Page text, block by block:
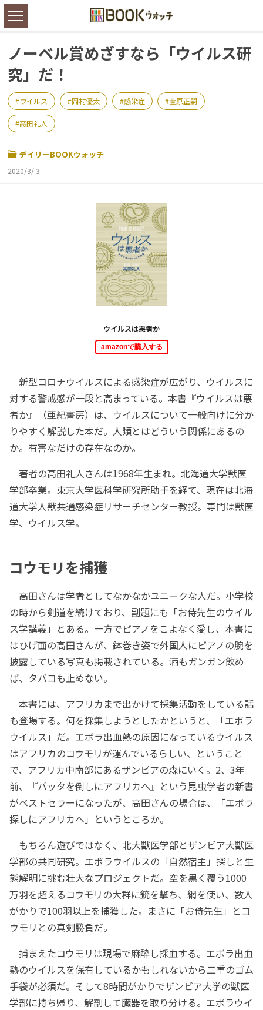
ノーベル賞めざすなら「ウイルス研
究」だ！
ウイルス 岡村優太 感染症 萱原正嗣
高田礼人
デイリーBOOKウォッチ
2020/3/ 3
ウイルスは悪者か
amazonで購入する
新型コロナウイルスによる感染症が広がり、ウイルスに
対する警戒感が一段と高まっている。本書『ウイルスは悪
者か』（亜紀書房）は、ウイルスについて一般向けに分か
りやすく解説した本だ。人類とはどういう関係にあるの
か。有害なだけの存在なのか。
著者の高田礼人さんは1968年生まれ。北海道大学獣医
学部卒業。東京大学医科学研究所助手を経て、現在は北海
道大学人獣共通感染症リサーチセンター教授。専門は獣医
学、ウイルス学。
コウモリを捕獲
高田さんは学者としてなかなかユニークな人だ。小学校
の時から剣道を続けており、副題にも「お侍先生のウイル
ス学講義」とある。一方でピアノをこよなく愛し、本書に
はひげ面の高田さんが、鉢巻き姿で外国人にピアノの腕を
披露している写真も掲載されている。酒もガンガン飲め
ば、タバコも止めない。
本書には、アフリカまで出かけて採集活動をしている話
も登場する。何を採集しようとしたかというと、「エボラ
ウイルス」だ。エボラ出血熱の原因になっているウイルス
はアフリカのコウモリが運んでいるらしい、ということ
で、アフリカ中南部にあるザンビアの森にいく。2、3年
前、『バッタを倒しにアフリカへ』という昆虫学者の新書
がベストセラーになったが、高田さんの場合は、「エボラ
探しにアフリカヘ」というところか。
もちろん遊びではなく、北大獣医学部とザンビア大獣医
学部の共同研究。エボラウイルスの「自然宿主」探しと生
態解明に挑む壮大なプロジェクトだ。空を黒く覆う1000
万羽を超えるコウモリの大群に銃を撃ち、網を使い、数人
がかりで100羽以上を捕獲した。まさに「お侍先生」とコ
ウモリとの真剣勝負だ。
捕まえたコウモリは現場で麻酔し採血する。エボラ出血
熱のウイルスを保有しているかもしれないから二重のゴム
手袋が必須だ。そして8時間がかりでザンビア大学の獣医
学部に持ち帰り、解剖して臓器を取り分ける。エボラウイ